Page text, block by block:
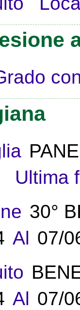
PANE
Ultima
30°
Al 07/
Al 07/